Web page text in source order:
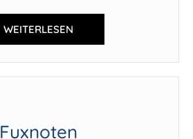
WEITERLESEN
Fuxnoten